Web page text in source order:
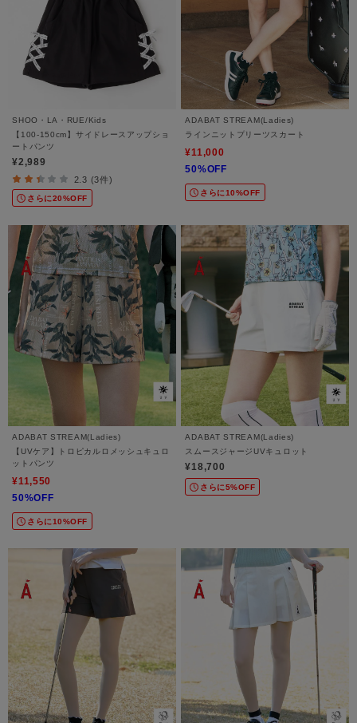
SHOO・LA・RUE/Kids
【100-150cm】サイドレースアップショ
ートパンツ
¥2,989
2.3 (3件)
さらに20%OFF
ADABAT STREAM(Ladies)
ラインニットプリーツスカート
¥11,000
50%OFF
さらに10%OFF
ADABAT STREAM(Ladies)
【UVケア】トロピカルロメッシュキュロ
ットパンツ
¥11,550
50%OFF
さらに10%OFF
ADABAT STREAM(Ladies)
スムースジャージUVキュロット
¥18,700
さらに5%OFF